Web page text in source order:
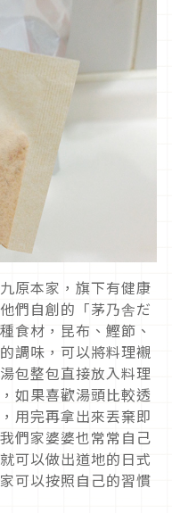
原本家，旗下有健康
們自創的「茅乃舎だ
食材，昆布、鰹節、
調味，可以將料理襯
包整包直接放入料理
如果喜歡湯頭比較透
用完再拿出來丟棄即
們家婆婆也常常自己
可以做出道地的日式
可以按照自己的習慣